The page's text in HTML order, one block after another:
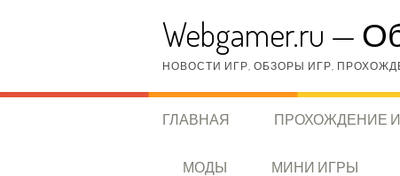
Webgamer.ru —
НОВОСТИ ИГР, ОБЗОРЫ ИГР,
ГЛАВНАЯ ПРОХОЖДЕНИЕ
МОДЫ МИНИ ИГРЫ